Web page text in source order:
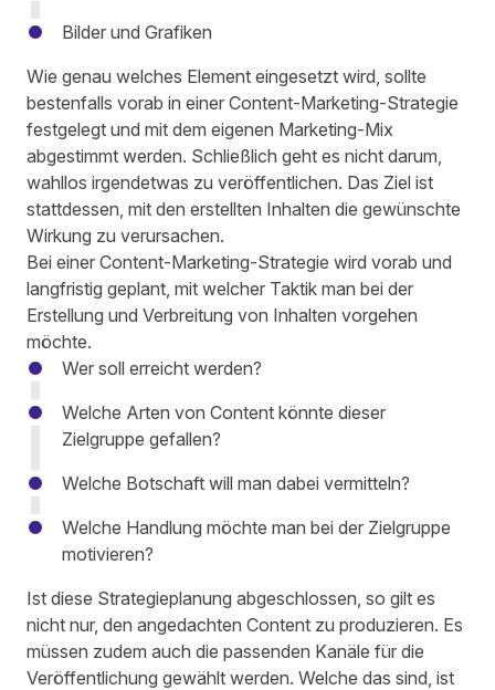
Bilder und Grafiken
Wie genau welches Element eingesetzt wird, sollte
bestenfalls vorab in einer Content-Marketing-Strategie
festgelegt und mit dem eigenen Marketing-Mix
abgestimmt werden. Schließlich geht es nicht darum,
wahllos irgendetwas zu veröffentlichen. Das Ziel ist
stattdessen, mit den erstellten Inhalten die gewünschte
Wirkung zu verursachen.
Bei einer Content-Marketing-Strategie wird vorab und
langfristig geplant, mit welcher Taktik man bei der
Erstellung und Verbreitung von Inhalten vorgehen
möchte.
Wer soll erreicht werden?
Welche Arten von Content könnte dieser
Zielgruppe gefallen?
Welche Botschaft will man dabei vermitteln?
Welche Handlung möchte man bei der Zielgruppe
motivieren?
Ist diese Strategieplanung abgeschlossen, so gilt es
nicht nur, den angedachten Content zu produzieren. Es
müssen zudem auch die passenden Kanäle für die
Veröffentlichung gewählt werden. Welche das sind, ist